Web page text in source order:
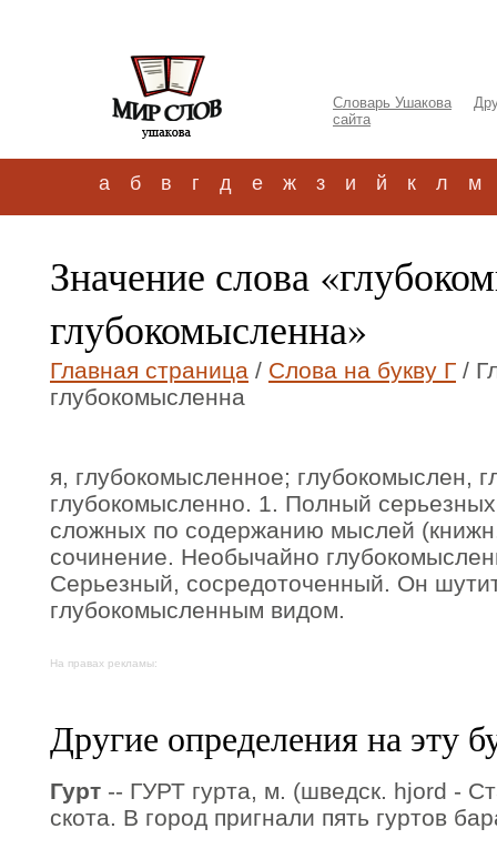
Словарь Ушакова
сайта
а б в г д е ж з и й к л м
Значение слова
глубокомысленна»
Главная страница / Слова на букву Г /
глубокомысленна
я, глубокомысленное; глубокомыслен,
глубокомысленно. 1. Полный
сложных по содержанию мыслей
сочинение. Необычайно
Серьезный, сосредоточенный. Он
глубокомысленным видом.
На правах рекламы:
Другие определения на эту
Гурт -- ГУРТ гурта, м. (шведск. hjord -
скота. В город пригнали пять гуртов